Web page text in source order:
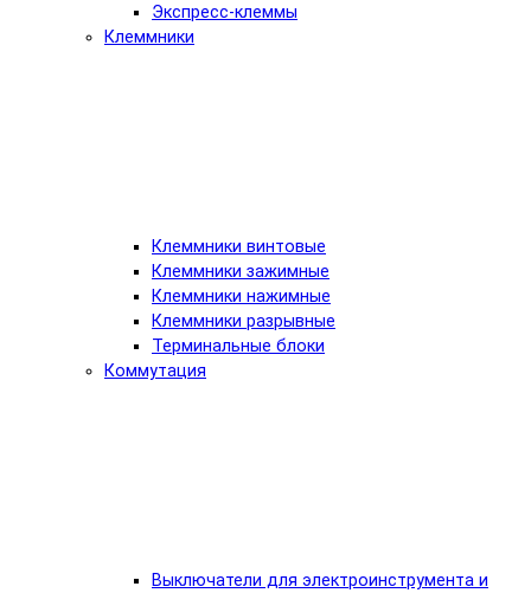
Экспресс-клеммы
Клеммники
Клеммники винтовые
Клеммники зажимные
Клеммники нажимные
Клеммники разрывные
Терминальные блоки
Коммутация
Выключатели для электроинструмента и